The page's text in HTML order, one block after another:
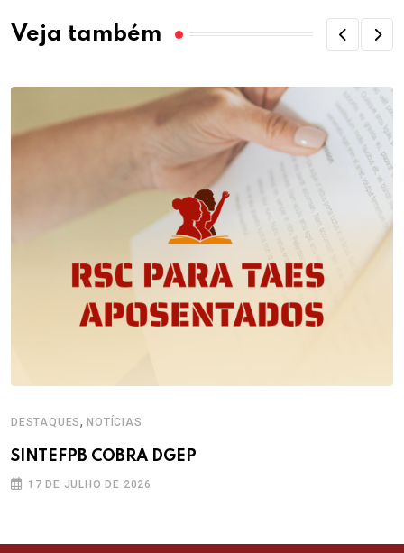
Veja também
DESTAQUES,NOTÍCIAS
SINTEFPB COBRA DGEP
17 DE JULHO DE 2026